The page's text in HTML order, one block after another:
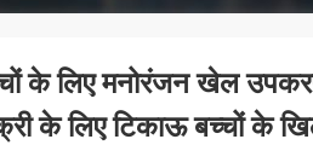
के लिए मनोरंजन खेल
के लिए टिकाऊ बच्चों के